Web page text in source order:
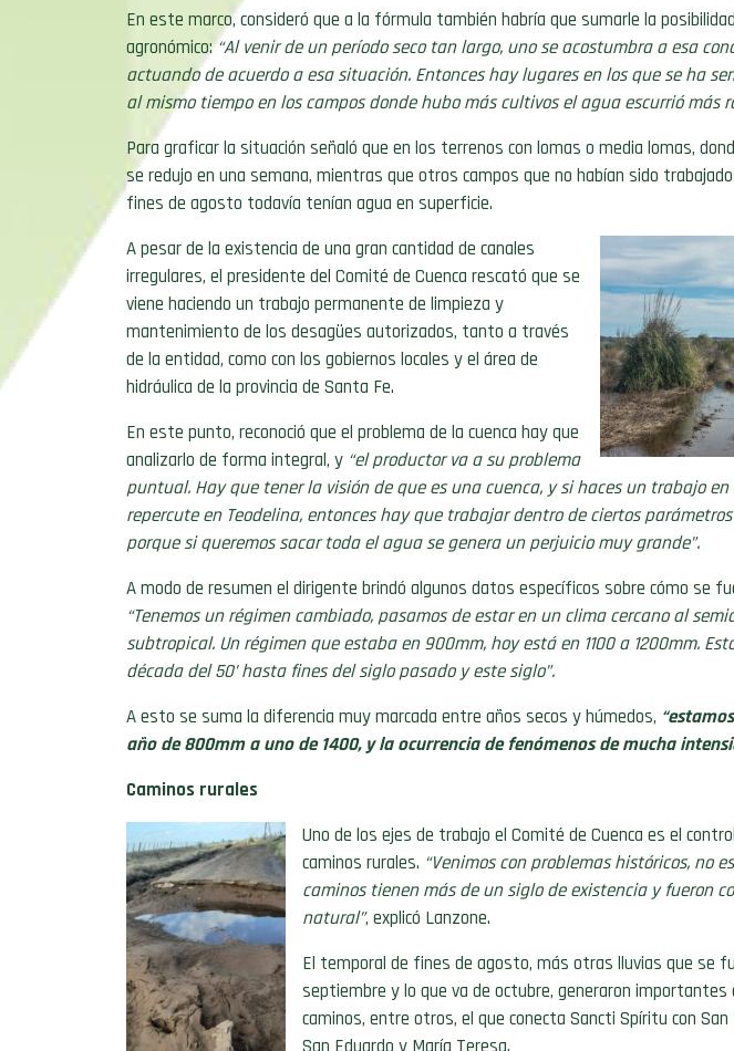
En este marco, consideró que a la fórmula también habría que sumarle la
agronómico:“Al venir de un período seco tan largo, uno se acostumbra a esa
actuando de acuerdo a esa situación. Entonces hay lugares en los que se ha
al mismo tiempo en los campos donde hubo más cultivos el agua escurrió más
Para graficar la situación señaló que en los terrenos con lomas o media lomas,
se redujo en una semana, mientras que otros campos que no habían sido
fines de agosto todavía tenían agua en superficie.
A pesar de la existencia de una gran cantidad de canales
irregulares, el presidente del Comité de Cuenca rescató que se
viene haciendo un trabajo permanente de limpieza y
mantenimiento de los desagües autorizados, tanto a través
de la entidad, como con los gobiernos locales y el área de
hidráulica de la provincia de Santa Fe.
En este punto, reconoció que el problema de la cuenca hay que
analizarlo de forma integral, y “el productor va a su problema
puntual. Hay que tener la visión de que es una cuenca, y si haces un trabajo
repercute en Teodelina, entonces hay que trabajar dentro de ciertos
porque si queremos sacar toda el agua se genera un perjuicio muy grande”.
A modo de resumen el dirigente brindó algunos datos específicos sobre cómo se
“Tenemos un régimen cambiado, pasamos de estar en un clima cercano al
subtropical. Un régimen que estaba en 900mm, hoy está en 1100 a 1200mm.
década del 50’ hasta fines del siglo pasado y este siglo”.
A esto se suma la diferencia muy marcada entre años secos y húmedos,
año de 800mm a uno de 1400, y la ocurrencia de fenómenos de mucha
Caminos rurales
Uno de los ejes de trabajo el Comité de Cuenca es el
caminos rurales. “Venimos con problemas históricos, no
caminos tienen más de un siglo de existencia y fueron
natural”, explicó Lanzone.
El temporal de fines de agosto, más otras lluvias que se
septiembre y lo que va de octubre, generaron
caminos, entre otros, el que conecta Sancti Spíritu con